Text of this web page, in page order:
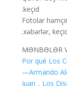
keçid.
Fotolar
xəbərlər,
MƏNBƏLƏR
[1] ¿Por qué
—Armando